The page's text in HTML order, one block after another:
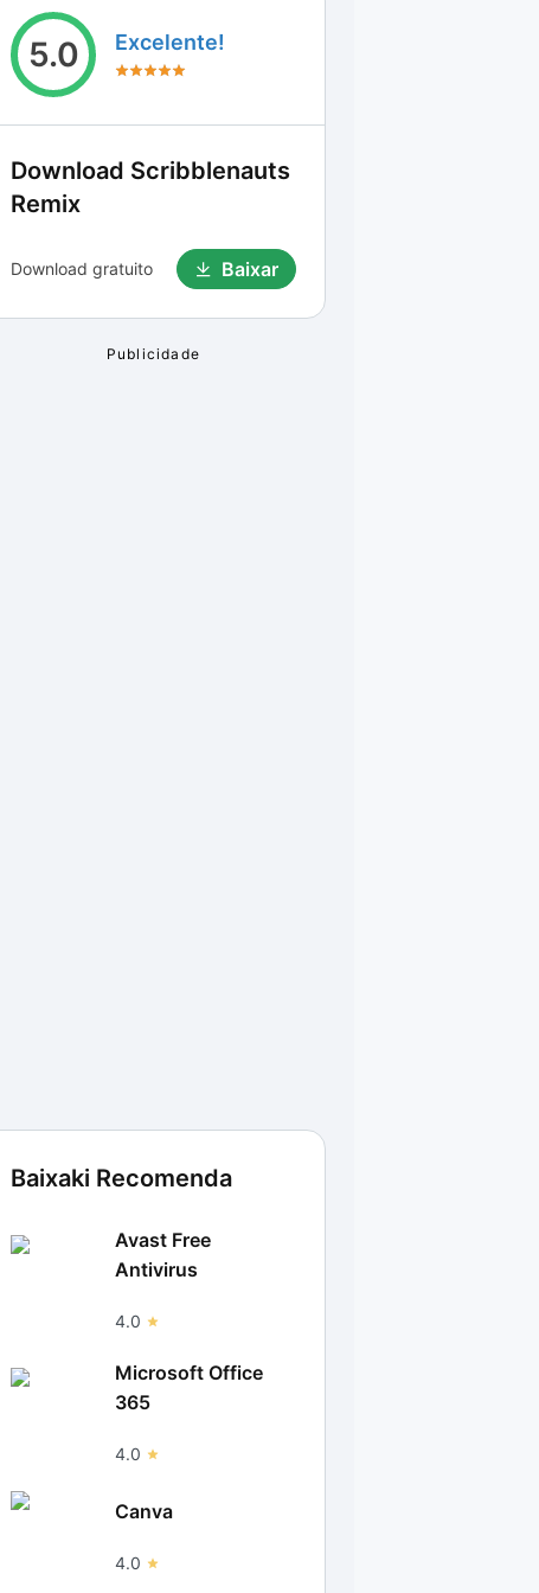
5.0 Excelente!
Download Scribblenauts
Remix
Download gratuito Baixar
Baixaki Recomenda
Avast Free
Antivirus
4.0
Microsoft Office
365
4.0
Canva
4.0